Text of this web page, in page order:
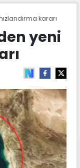
kararı
yeni